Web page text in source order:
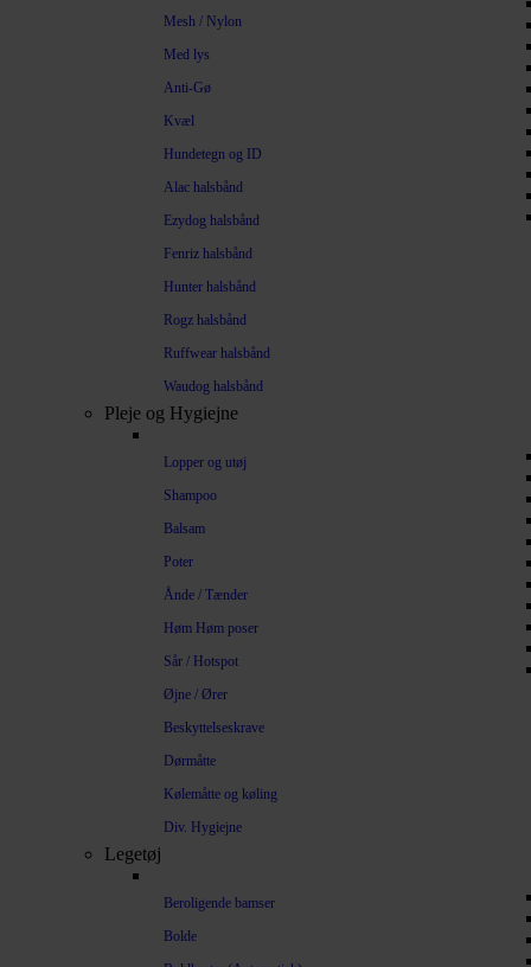
Mesh / Nylon
Med lys
Anti-Gø
Kvæl
Hundetegn og ID
Alac halsbånd
Ezydog halsbånd
Fenriz halsbånd
Hunter halsbånd
Rogz halsbånd
Ruffwear halsbånd
Waudog halsbånd
Pleje og Hygiejne
Lopper og utøj
Shampoo
Balsam
Poter
Ånde / Tænder
Høm Høm poser
Sår / Hotspot
Øjne / Ører
Beskyttelseskrave
Dørmåtte
Kølemåtte og køling
Div. Hygiejne
Legetøj
Beroligende bamser
Bolde